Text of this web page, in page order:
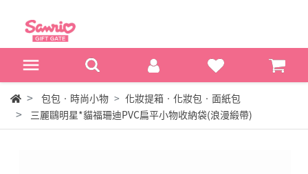
包包‧時尚小物
化妝提箱‧化妝包‧面紙包
三麗鷗明星*貓福珊迪PVC扁平小物收納袋(浪漫緞帶)